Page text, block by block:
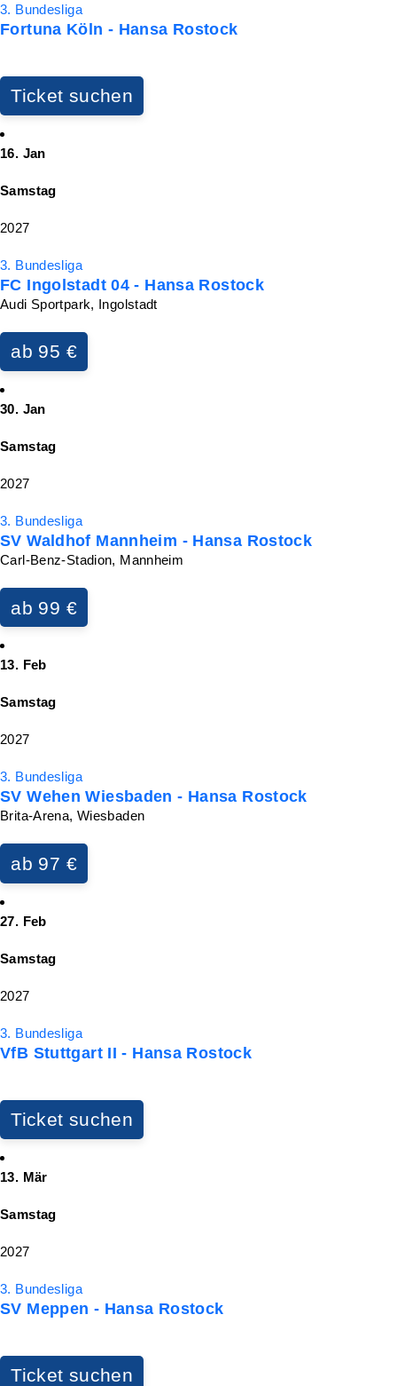
3. Bundesliga
Fortuna Köln - Hansa Rostock
Ticket suchen
16. Jan
Samstag
2027
3. Bundesliga
FC Ingolstadt 04 - Hansa Rostock
Audi Sportpark, Ingolstadt
ab 95 €
30. Jan
Samstag
2027
3. Bundesliga
SV Waldhof Mannheim - Hansa Rostock
Carl-Benz-Stadion, Mannheim
ab 99 €
13. Feb
Samstag
2027
3. Bundesliga
SV Wehen Wiesbaden - Hansa Rostock
Brita-Arena, Wiesbaden
ab 97 €
27. Feb
Samstag
2027
3. Bundesliga
VfB Stuttgart II - Hansa Rostock
Ticket suchen
13. Mär
Samstag
2027
3. Bundesliga
SV Meppen - Hansa Rostock
Ticket suchen